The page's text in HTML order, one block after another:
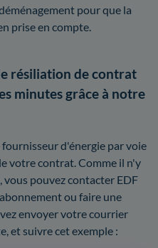
pour que la
prise en compte.
résiliation de contrat
minutes grâce à notre
d'énergie par voie
votre contrat. Comme il n'y
vous pouvez contacter EDF
ou faire une
envoyer votre courrier
et suivre cet exemple :